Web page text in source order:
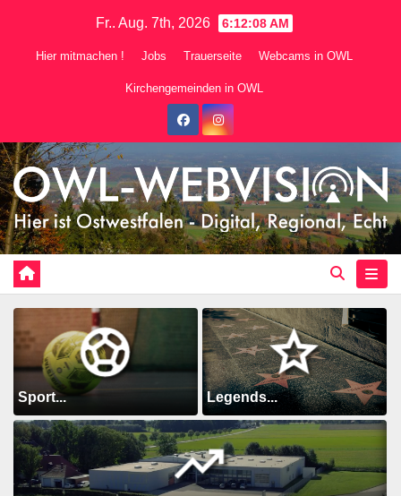
Fr.. Aug. 7th, 2026 6:12:09 AM
Hier mitmachen ! Jobs Trauerseite Webcams in OWL
Kirchengemeinden in OWL
Sport... Legends...